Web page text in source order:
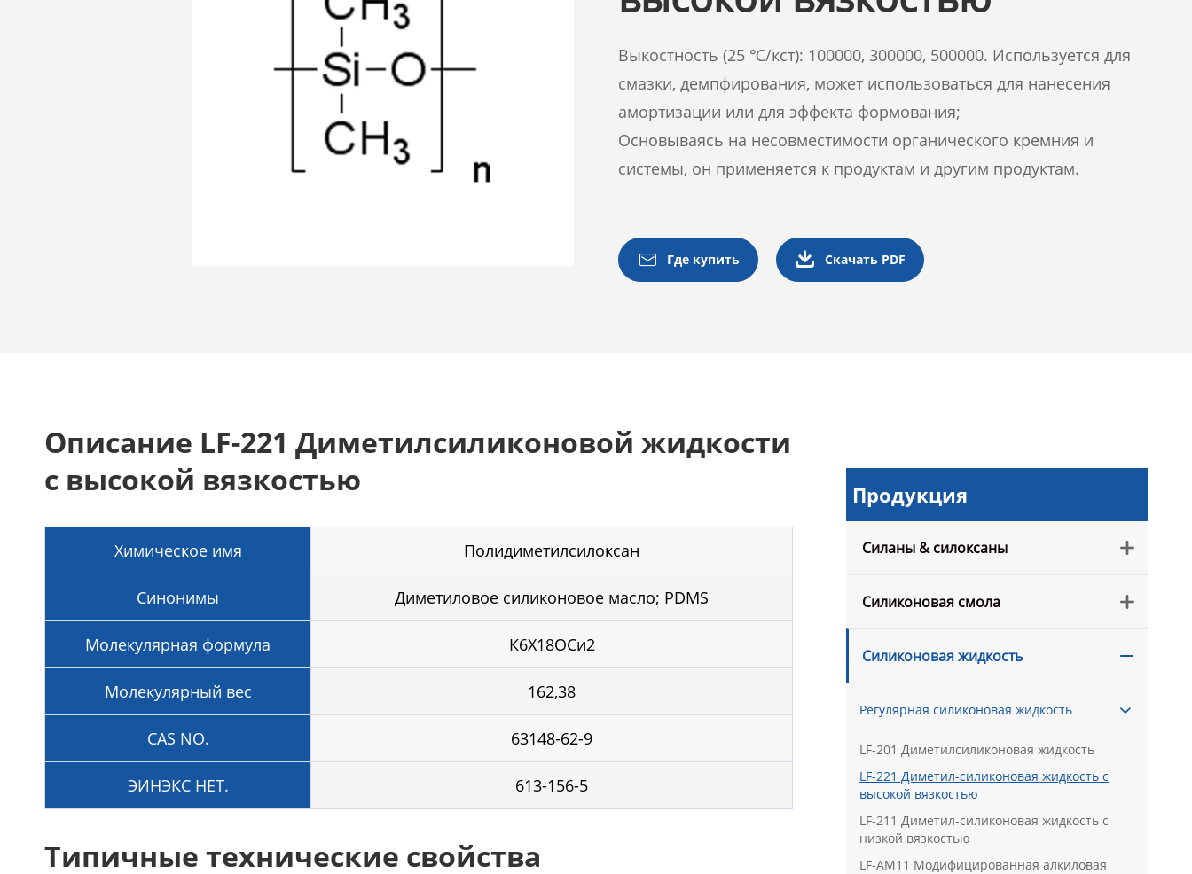
Выкостность (25 ℃/кст): 100000, 300000, 500000. Используется для
смазки, демпфирования, может использоваться для нанесения
амортизации или для эффекта формования;
Основываясь на несовместимости органического кремния и
системы, он применяется к продуктам и другим продуктам.
 Где купить  Скачать PDF
Описание LF-221 Диметилсиликоновой жидкости
с высокой вязкостью
Химическое имя Полидиметилсилоксан
Синонимы Диметиловое силиконовое масло; PDMS
Молекулярная формула К6Х18ОСи2
Молекулярный вес 162,38
CAS NO. 63148-62-9
ЭИНЭКС НЕТ. 613-156-5
Типичные технические свойства
Продукция
Силаны & силоксаны 
Силиконовая смола 
Силиконовая жидкость 
Регулярная силиконовая жидкость 
LF-201 Диметилсиликоновая жидкость
LF-221 Диметил-силиконовая жидкость с
высокой вязкостью
LF-211 Диметил-силиконовая жидкость с
низкой вязкостью
LF-AM11 Модифицированная алкиловая